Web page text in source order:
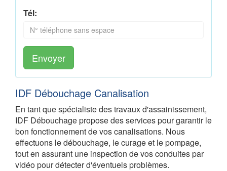
Tél:
Envoyer
IDF Débouchage Canalisation
En tant que spécialiste des travaux d'assainissement,
IDF Débouchage propose des services pour garantir le
bon fonctionnement de vos canalisations. Nous
effectuons le débouchage, le curage et le pompage,
tout en assurant une inspection de vos conduites par
vidéo pour détecter d'éventuels problèmes.